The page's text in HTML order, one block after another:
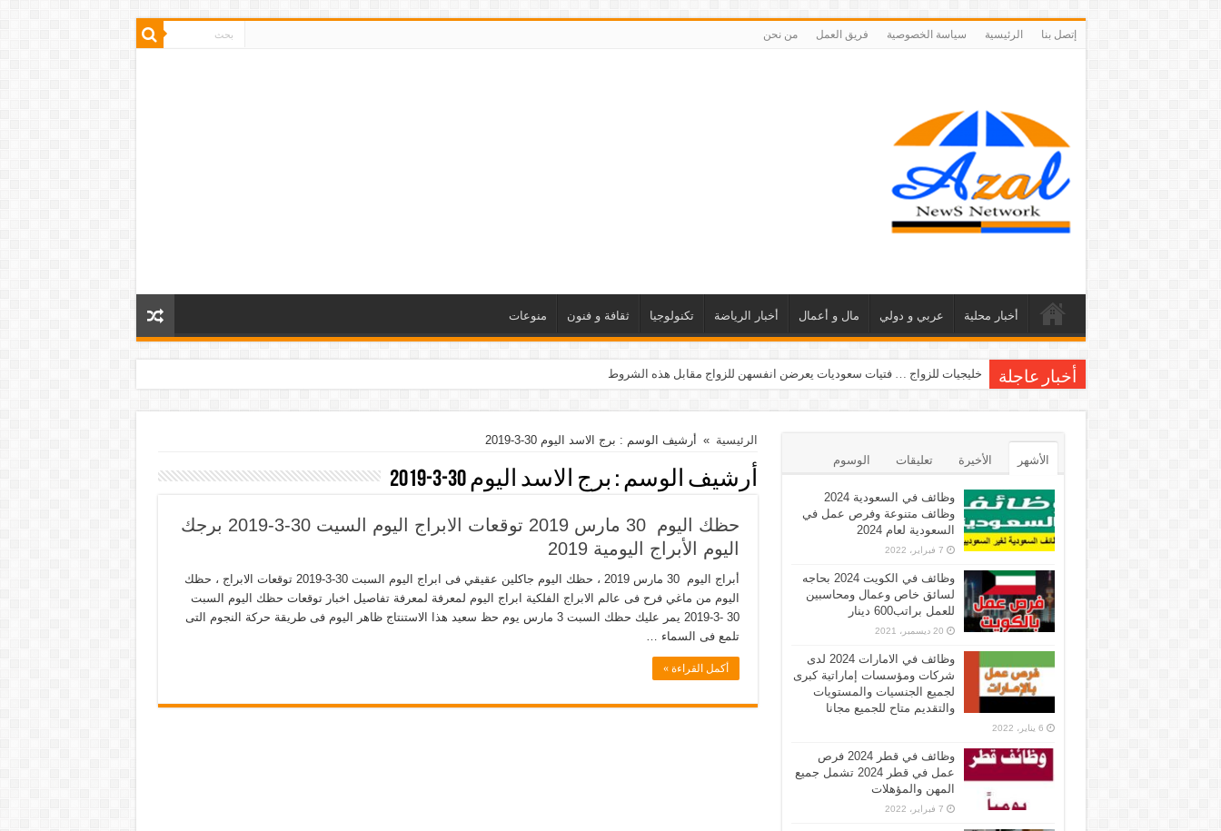
إتصل بنا الرئيسية سياسة الخصوصية فريق العمل من نحن
أخبار محلية عربي و دولي مال و أعمال أخبار الرياضة تكنولوجيا ثقافة و فنون منوعات
أخبار عاجلة خليجيات للزواج … فتيات سعوديات يعرضن انفسهن للزواج مقابل هذه الشروط
الرئيسية » أرشيف الوسم : برج الاسد اليوم 30-3-2019
أرشيف الوسم : برج الاسد اليوم 30-3-2019
حظك اليوم 30 مارس 2019 توقعات الابراج اليوم السيت 30-3-2019 برجك
اليوم الأبراج اليومية 2019
أبراج اليوم 30 مارس 2019 ، حظك اليوم جاكلين عقيقي فى ابراج اليوم السبت 30-3-2019 توقعات الابراج ، حظك
اليوم من ماغي فرح فى عالم الابراج الفلكية ابراج اليوم لمعرفة لمعرفة تفاصيل اخبار توقعات حظك اليوم السبت
30 -3-2019 يمر عليك حظك السبت 3 مارس يوم حظ سعيد هذا الاستنتاج ظاهر اليوم فى طريقة حركة النجوم التى
تلمع فى السماء …
أكمل القراءة »
الأشهر الأخيرة تعليقات الوسوم
وظائف في السعودية 2024
وظائف متنوعة وفرص عمل في
السعودية لعام 2024
7 فبراير، 2022
وظائف في الكويت 2024 بحاجه
لسائق خاص وعمال ومحاسبين
للعمل براتب600 دينار
20 ديسمبر، 2021
وظائف في الامارات 2024 لدى
شركات ومؤسسات إماراتية كبرى
لجميع الجنسيات والمستويات
والتقديم متاح للجميع مجانا
6 يناير، 2022
وظائف في قطر 2024 فرص
عمل في قطر 2024 تشمل جميع
المهن والمؤهلات
7 فبراير، 2022